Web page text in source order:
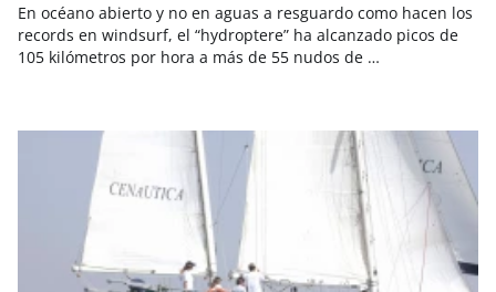
En océano abierto y no en aguas a resguardo como hacen los
records en windsurf, el “hydroptere” ha alcanzado picos de
105 kilómetros por hora a más de 55 nudos de …